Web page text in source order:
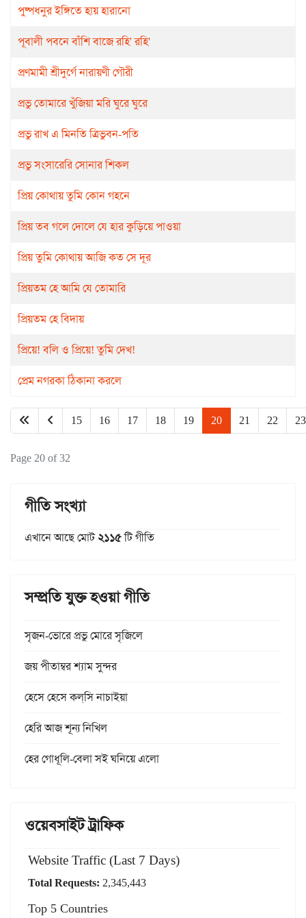
পুষ্পধনুর ইঙ্গিতে হায় হারানো
পূবালী পবনে বাঁশি বাজে রহি' রহি'
প্রণমামী শ্রীদুর্গে নারায়ণী গৌরী
প্রভু তোমারে খুঁজিয়া মরি ঘুরে ঘুরে
প্রভু রাখ এ মিনতি ত্রিভুবন-পতি
প্রভু সংসারেরি সোনার শিকল
প্রিয় কোথায় তুমি কোন গহনে
প্রিয় তব গলে দোলে যে হার কুড়িয়ে পাওয়া
প্রিয় তুমি কোথায় আজি কত সে দূর
প্রিয়তম হে আমি যে তোমারি
প্রিয়তম হে বিদায়
প্রিয়ে! বলি ও প্রিয়ে! তুমি দেখ!
প্রেম নগরকা ঠিকানা করলে
15 16 17 18 19 20 21 22 23
Page 20 of 32
গীতি সংখ্যা
এখানে আছে মোট২১১৫টি গীতি
সম্প্রতি যুক্ত হওয়া গীতি
সৃজন-ভোরে প্রভু মোরে সৃজিলে
জয় পীতাম্বর শ্যাম সুন্দর
হেসে হেসে কল্‌সি নাচাইয়া
হেরি আজ শূন্য নিখিল
হের গোধূলি-বেলা সই ঘনিয়ে এলো
ওয়েবসাইট ট্রাফিক
Website Traffic (Last 7 Days)
Total Requests: 2,345,443
Top 5 Countries